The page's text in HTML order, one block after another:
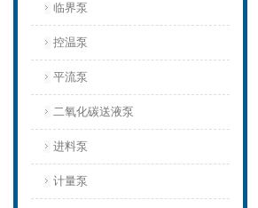
临界泵
控温泵
平流泵
二氧化碳送液泵
进料泵
计量泵